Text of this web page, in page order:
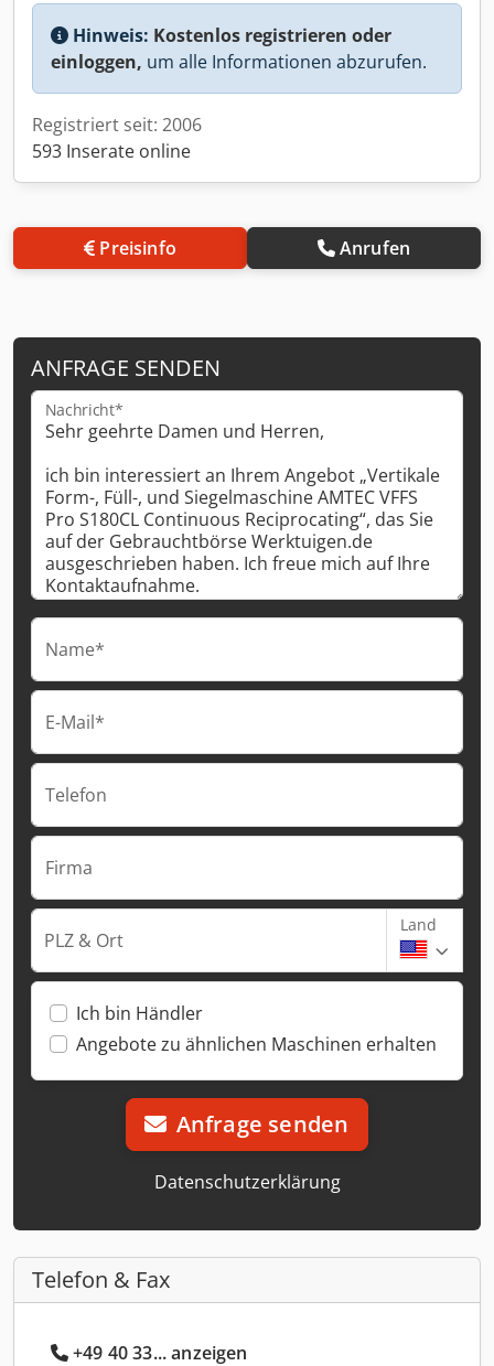
Hinweis: Kostenlos registrieren oder
einloggen, um alle Informationen abzurufen.
Registriert seit: 2006
593 Inserate online
Preisinfo Anrufen
ANFRAGE SENDEN
Nachricht*
Name*
E-Mail*
Telefon
Firma
PLZ & Ort
Land
Ich bin Händler
Angebote zu ähnlichen Maschinen erhalten
Anfrage senden
Datenschutzerklärung
Telefon & Fax
+49 40 33... anzeigen